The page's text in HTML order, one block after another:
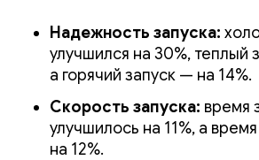
Надежность запуска:
улучшился на 30%, теплый
а горячий запуск — на 14%.
Скорость запуска: время
улучшилось на 11%, а
на 12%.